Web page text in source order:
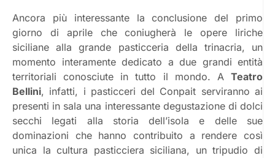
Ancora più interessante la conclusione del primo
giorno di aprile che coniugherà le opere liriche
siciliane alla grande pasticceria della trinacria, un
momento interamente dedicato a due grandi entità
territoriali conosciute in tutto il mondo. A Teatro
Bellini, infatti, i pasticceri del Conpait serviranno ai
presenti in sala una interessante degustazione di dolci
secchi legati alla storia dell’isola e delle sue
dominazioni che hanno contribuito a rendere così
unica la cultura pasticciera siciliana, un tripudio di